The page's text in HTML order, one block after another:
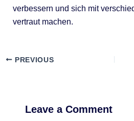
verbessern und sich mit
vertraut machen.
PREVIOUS
Leave a Comment